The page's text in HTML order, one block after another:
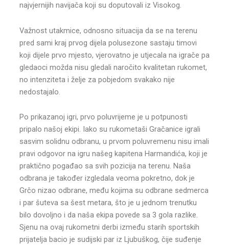
najvjernijih navijača koji su doputovali iz Visokog.
Važnost utakmice, odnosno situacija da se na terenu
pred sami kraj prvog dijela polusezone sastaju timovi
koji dijele prvo mjesto, vjerovatno je utjecala na igrače pa
gledaoci možda nisu gledali naročito kvalitetan rukomet,
no intenziteta i želje za pobjedom svakako nije
nedostajalo.
Po prikazanoj igri, prvo poluvrijeme je u potpunosti
pripalo našoj ekipi. Iako su rukometaši Gračanice igrali
sasvim solidnu odbranu, u prvom poluvremenu nisu imali
pravi odgovor na igru našeg kapitena Harmandića, koji je
praktično pogađao sa svih pozicija na terenu. Naša
odbrana je također izgledala veoma pokretno, dok je
Grčo nizao odbrane, među kojima su odbrane sedmerca
i par šuteva sa šest metara, što je u jednom trenutku
bilo dovoljno i da naša ekipa povede sa 3 gola razlike.
Sjenu na ovaj rukometni derbi između starih sportskih
prijatelja bacio je sudijski par iz Ljubuškog, čije suđenje